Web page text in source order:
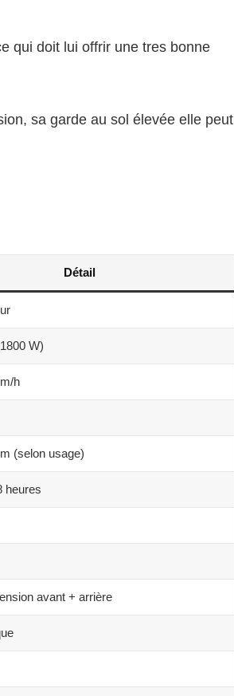
qui doit lui offrir une tres bonne
sa garde au sol élevée elle peut
Détail
W)
h
(selon usage)
heures
avant + arrière